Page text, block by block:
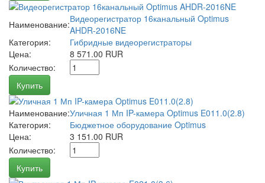
Наименование:Видеорегистратор 16канальный Optimus
AHDR-2016NE
Категория:
Гибридные видеорегистраторы
Цена:
8 571.00 RUR
Количество:
Купить
Наименование:Уличная 1 Мп IP-камера Optimus E011.0(2.8)
Категория:
Бюджетное оборудование Optimus
Цена:
3 151.00 RUR
Количество:
Купить